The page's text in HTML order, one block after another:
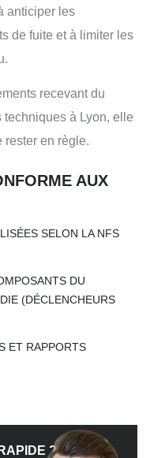
anticiper les
de fuite et à limiter les
recevant du
à Lyon, elle
rester en règle.
AUX
SELON LA NFS
DU
(DÉCLENCHEURS
ET RAPPORTS
?